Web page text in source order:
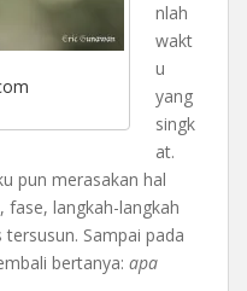
nlah
wakt
u
yang
singk
at.
pun merasakan hal
fase, langkah-langkah
Sampai pada
bertanya: apa